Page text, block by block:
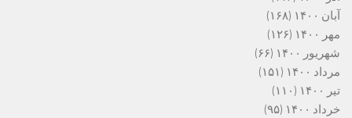
آبان ۱۴۰۰
(۱۶۸)
مهر ۱۴۰۰
(۱۲۶)
شهریور ۱۴۰۰
(۶۶)
مرداد ۱۴۰۰
(۱۵۱)
تیر ۱۴۰۰
(۱۱۰)
خرداد ۱۴۰۰
(۹۵)